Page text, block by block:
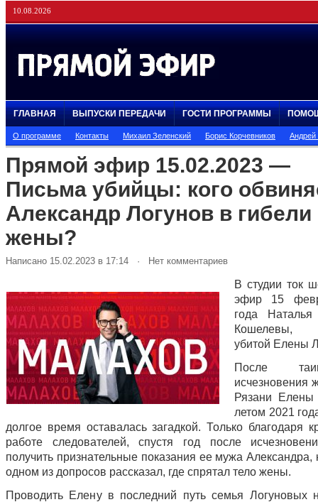
10.08.2026
ГЛАВНАЯ ВЫПУСКИ ПЕРЕДАЧИ ГОСТИ ПРОГРАММЫ
О программе Контакты Михаил Зеленский Борис Корчевников
Прямой эфир 15.02.2023 —
Письма убийцы: кого
Александр Логунов в гибели
жены?
Написано 15.02.2023 в 17:14 · Нет комментариев
В студии ток
эфир 15
года
Кошелевы,
убитой Елены
После
исчезновения
Рязани Елены
летом 2021
долгое время оставалась загадкой. Только благодаря
работе следователей, спустя год после
получить признательные показания ее мужа Александра,
одном из допросов рассказал, где спрятал тело жены.
Проводить Елену в последний путь семья Логуновых